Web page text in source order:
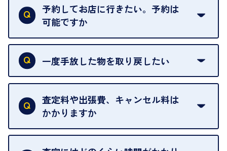
がございます。ご了承ください。
予約してお店に行きたい。予約は
可能ですか
申し訳ありませんが、現在はご来店の予約は承って
おりません。
を整えておりますので、お好きな時にお越しくださ
い。
お急ぎの場合はスタッフに一言お声がけください。
可能な限り、迅速に対応させていただきます。
一度手放した物を取り戻したい
当店は質店ではありませんので、買い取ったお品物
は基本的に販売へと回されます。買い戻しはできま
せんので、ご了承ください。
グオフが可能です。
査定料や出張費、キャンセル料は
かかりますか
一切いただいておりません。査定金額にご納得いた
だけない場合は、その場でお断りいただいても問題